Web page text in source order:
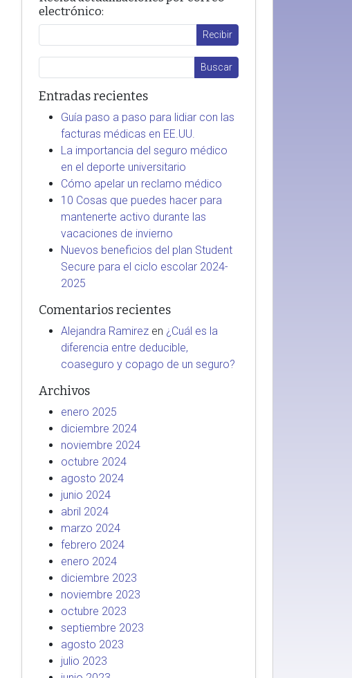
electrónico:
Entradas recientes
Guía paso a paso para lidiar con las
facturas médicas en EE.UU.
La importancia del seguro médico
en el deporte universitario
Cómo apelar un reclamo médico
10 Cosas que puedes hacer para
mantenerte activo durante las
vacaciones de invierno
Nuevos beneficios del plan Student
Secure para el ciclo escolar 2024-
2025
Comentarios recientes
Alejandra Ramirezen ¿Cuál es la
diferencia entre deducible,
coaseguro y copago de un seguro?
Archivos
enero 2025
diciembre 2024
noviembre 2024
octubre 2024
agosto 2024
junio 2024
abril 2024
marzo 2024
febrero 2024
enero 2024
diciembre 2023
noviembre 2023
octubre 2023
septiembre 2023
agosto 2023
julio 2023